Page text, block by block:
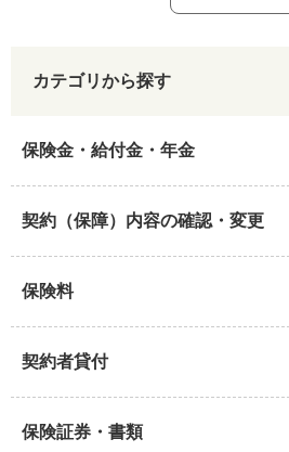
カテゴリから探す
保険金・給付金・年金
契約（保障）内容の確認・変更
保険料
契約者貸付
保険証券・書類